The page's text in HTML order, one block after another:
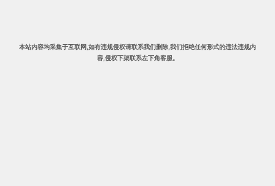
本站内容均采集于互联网, 如有违规侵权请联系我们删除 ,我们拒绝任何形式的违法违规内
容,侵权下架联系左下角客服。